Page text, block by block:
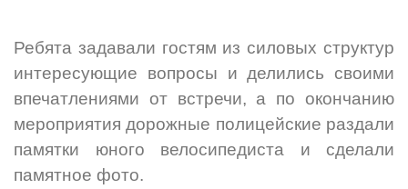
Ребята задавали гостям из силовых структур
интересующие вопросы и делились своими
впечатлениями от встречи, а по окончанию
мероприятия дорожные полицейские раздали
памятки юного велосипедиста и сделали
памятное фото.